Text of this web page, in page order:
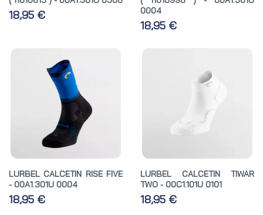
18,95 €
0004
18,95 €
LURBEL CALCETIN RISE FIVE
- 00A1.301U 0004
18,95 €
LURBEL CALCETIN TIWAR
TWO - 00C1.101U 0101
18,95 €